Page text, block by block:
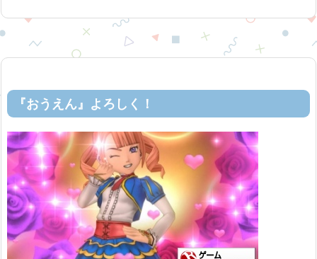
『おうえん』よろしく！